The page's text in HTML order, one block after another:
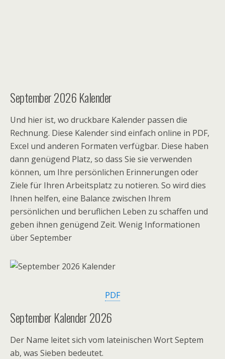
September 2026 Kalender
Und hier ist, wo druckbare Kalender passen die
Rechnung. Diese Kalender sind einfach online in PDF,
Excel und anderen Formaten verfügbar. Diese haben
dann genügend Platz, so dass Sie sie verwenden
können, um Ihre persönlichen Erinnerungen oder
Ziele für Ihren Arbeitsplatz zu notieren. So wird dies
Ihnen helfen, eine Balance zwischen Ihrem
persönlichen und beruflichen Leben zu schaffen und
geben ihnen genügend Zeit. Wenig Informationen
über September
PDF
September Kalender 2026
Der Name leitet sich vom lateinischen Wort Septem
ab, was Sieben bedeutet.